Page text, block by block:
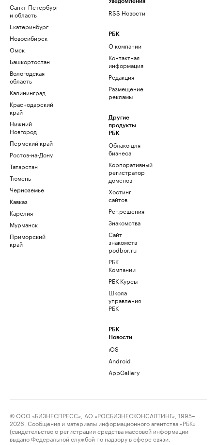
Санкт-Петербург
и область
Екатеринбург
Новосибирск
Омск
Башкортостан
Вологодская
область
Калининград
Краснодарский
край
Нижний
Новгород
Пермский край
Ростов-на-Дону
Татарстан
Тюмень
Черноземье
Кавказ
Карелия
Мурманск
Приморский
край
RSS Новости
РБК
О компании
Контактная
информация
Редакция
Размещение
рекламы
Другие
продукты
РБК
Облако для
бизнеса
Корпоративный
регистратор
доменов
Хостинг
сайтов
Рег.решения
Знакомства
Сайт
знакомств
podbor.ru
РБК
Компании
РБК Курсы
Школа
управления
РБК
РБК
Новости
iOS
Android
AppGallery
© ООО «БИЗНЕСПРЕСС», АО «РОСБИЗНЕСКОНСАЛТИНГ», 1995–
2026. Сообщения и материалы информационного агентства «РБК»
(свидетельство о регистрации средства массовой информации
выдано Федеральной службой по надзору в сфере связи,